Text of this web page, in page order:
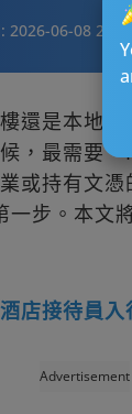
2026-06-08 20:15
還是本地
，最需要
或持有文
步。本文
酒店接待員入
Advertisement